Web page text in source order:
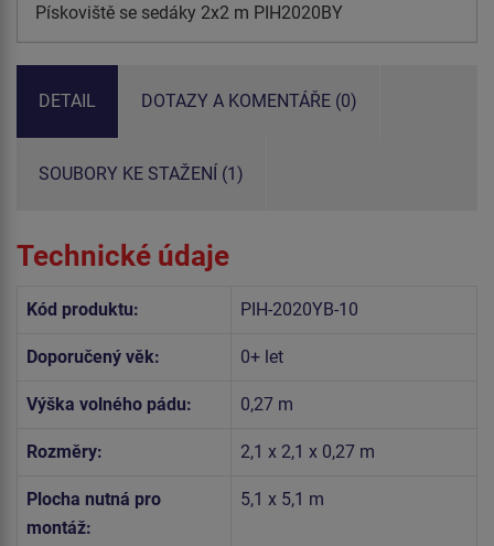
Pískoviště se sedáky 2x2 m PIH2020BY
DETAIL DOTAZY A KOMENTÁŘE (0)
SOUBORY KE STAŽENÍ (1)
Technické údaje
Kód produktu: PIH-2020YB-10
Doporučený věk: 0+ let
Výška volného pádu: 0,27 m
Rozměry: 2,1 x 2,1 x 0,27 m
Plocha nutná pro
montáž:
5,1 x 5,1 m